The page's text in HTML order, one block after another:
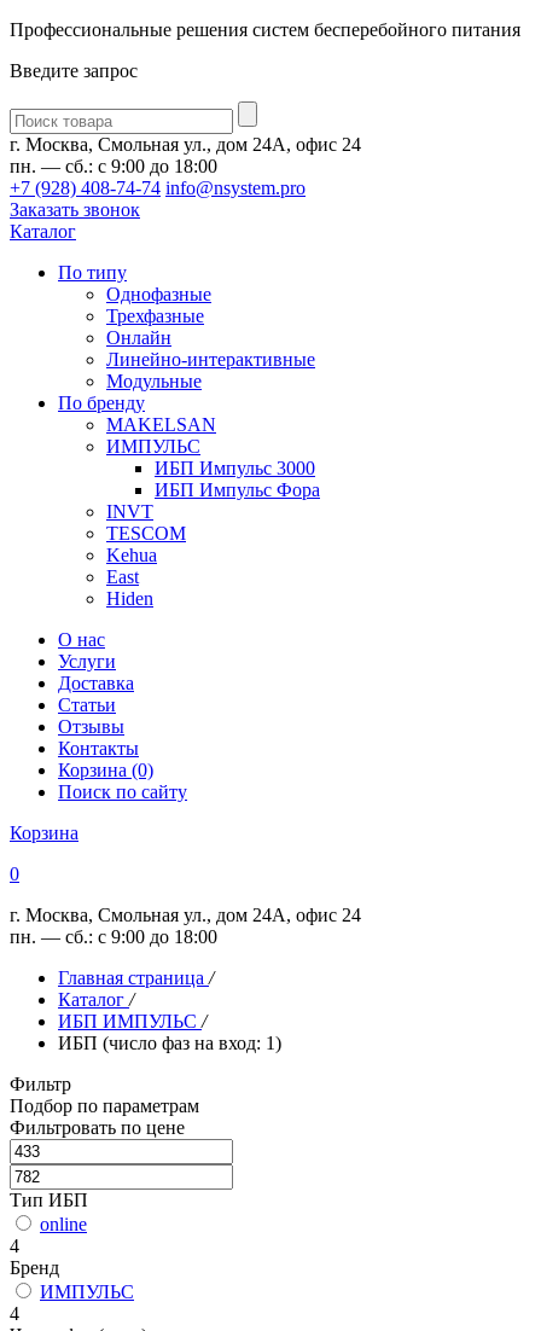
Профессиональные решения систем бесперебойного питания
Введите запрос
Введите
запрос
г. Москва, Смольная ул., дом 24А, офис 24
пн. — сб.: с 9:00 до 18:00
+7 (928) 408-74-74 info@nsystem.pro
Заказать звонок
Каталог
По типу
Однофазные
Трехфазные
Онлайн
Линейно-интерактивные
Модульные
По бренду
MAKELSAN
ИМПУЛЬС
ИБП Импульс 3000
ИБП Импульс Фора
INVT
TESCOM
Kehua
East
Hiden
О нас
Услуги
Доставка
Статьи
Отзывы
Контакты
Корзина (0)
Поиск по сайту
Корзина
0
г. Москва, Смольная ул., дом 24А, офис 24
пн. — сб.: с 9:00 до 18:00
Главная страница /
Каталог /
ИБП ИМПУЛЬС /
ИБП (число фаз на вход: 1)
Фильтр
Подбор по параметрам
Фильтровать по цене
Тип ИБП
online
4
Бренд
ИМПУЛЬС
4